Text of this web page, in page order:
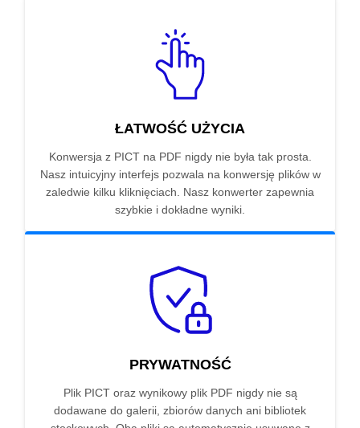
ŁATWOŚĆ UŻYCIA
Konwersja z PICT na PDF nigdy nie była tak prosta.
Nasz intuicyjny interfejs pozwala na konwersję plików w
zaledwie kilku kliknięciach. Nasz konwerter zapewnia
szybkie i dokładne wyniki.
PRYWATNOŚĆ
Plik PICT oraz wynikowy plik PDF nigdy nie są
dodawane do galerii, zbiorów danych ani bibliotek